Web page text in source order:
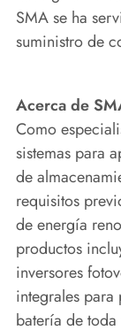
SMA se ha
suministro de
Acerca de
Como
sistemas para
de
requisitos
de energía
productos
inversores
integrales para
batería de